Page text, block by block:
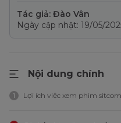
Tác giả: Đào Vân
Ngày cập nhật: 19/05/
Nội dung chính
1 Lợi ích việc xem phim